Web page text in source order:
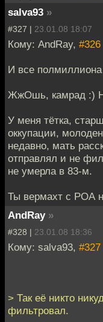
salva93 »
#327 | 23.01.08 18:07
Кому: AndRay, #326
И все полмиллиона
ЖжОшь, камрад :)
У меня тётка,
оккупации,
недавно, мать
отправлял и не
не умерла в 83-м.
Ты вермахт с РОА
AndRay »
#328 | 23.01.08 18:36
Кому: salva93, #327
> Так её никто
фильтровал.